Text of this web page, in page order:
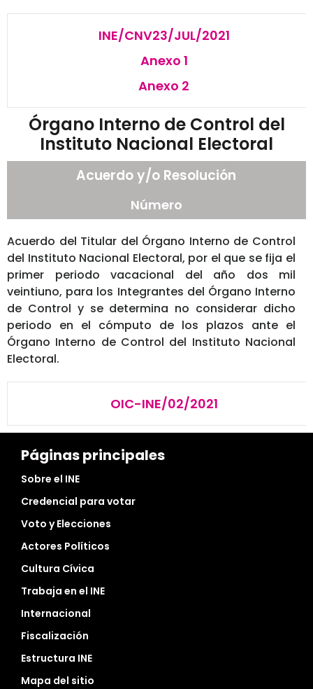
INE/CNV23/JUL/2021
Anexo 1
Anexo 2
Órgano Interno de Control del
Instituto Nacional Electoral
Acuerdo y/o Resolución
Número
Acuerdo del Titular del Órgano Interno de Control
del Instituto Nacional Electoral, por el que se fija el
primer periodo vacacional del año dos mil
veintiuno, para los Integrantes del Órgano Interno
de Control y se determina no considerar dicho
periodo en el cómputo de los plazos ante el
Órgano Interno de Control del Instituto Nacional
Electoral.
OIC-INE/02/2021
Páginas principales
Sobre el INE
Credencial para votar
Voto y Elecciones
Actores Políticos
Cultura Cívica
Trabaja en el INE
Internacional
Fiscalización
Estructura INE
Mapa del sitio